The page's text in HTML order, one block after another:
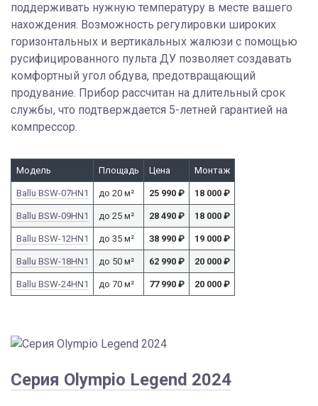
поддерживать нужную температуру в месте вашего
нахождения. Возможность регулировки широких
горизонтальных и вертикальных жалюзи с помощью
русифицированного пульта ДУ позволяет создавать
комфортный угол обдува, предотвращающий
продувание. Прибор рассчитан на длительный срок
службы, что подтверждается 5-летней гарантией на
компрессор.
Модель Площадь Цена Монтаж
Ballu BSW-07HN1 до 20 м² 25 990 ₽ 18 000 ₽
Ballu BSW-09HN1 до 25 м² 28 490 ₽ 18 000 ₽
Ballu BSW-12HN1 до 35 м² 38 990 ₽ 19 000 ₽
Ballu BSW-18HN1 до 50 м² 62 990 ₽ 20 000 ₽
Ballu BSW-24HN1 до 70 м² 77 990 ₽ 20 000 ₽
Серия Olympio Legend 2024